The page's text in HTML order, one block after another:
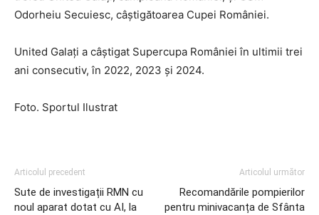
Odorheiu Secuiesc, câștigătoarea Cupei României.
United Galați a câștigat Supercupa României în ultimii trei
ani consecutiv, în 2022, 2023 și 2024.
Foto. Sportul Ilustrat
Articolul precedent
Sute de investigații RMN cu
noul aparat dotat cu AI, la
Articolul următor
Recomandările pompierilor
pentru minivacanța de Sfânta